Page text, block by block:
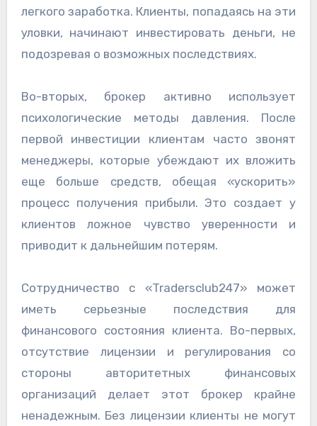
легкого заработка. Клиенты, попадаясь на эти
уловки, начинают инвестировать деньги, не
подозревая о возможных последствиях.
Во-вторых, брокер активно использует
психологические методы давления. После
первой инвестиции клиентам часто звонят
менеджеры, которые убеждают их вложить
еще больше средств, обещая «ускорить»
процесс получения прибыли. Это создает у
клиентов ложное чувство уверенности и
приводит к дальнейшим потерям.
Сотрудничество с «Tradersclub247» может
иметь серьезные последствия для
финансового состояния клиента. Во-первых,
отсутствие лицензии и регулирования со
стороны авторитетных финансовых
организаций делает этот брокер крайне
ненадежным. Без лицензии клиенты не могут